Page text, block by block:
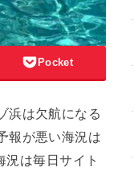
Pocket
浜は欠航になる
報が悪い海況は
は毎日サイト